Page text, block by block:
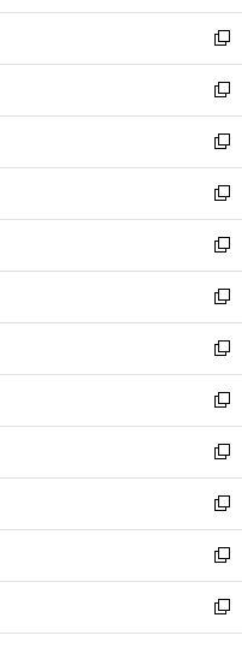
開
く
ウ
で
開
く
ン
ド
ウ
で
開
く
新
し
い
ウ
ィ
ン
ド
ウ
で
開
く
新
し
い
ウ
ィ
ン
ド
ウ
で
開
く
新
し
い
ウ
ィ
ン
ド
ウ
で
開
く
新
し
い
ウ
ィ
ン
ド
ウ
で
開
く
新
し
い
ウ
ィ
ン
ド
ウ
で
開
く
新
し
い
ウ
ィ
ン
ド
ウ
で
開
く
新
し
い
ウ
ィ
ン
ド
ウ
で
開
く
新
し
い
ウ
ィ
ン
ド
ウ
で
開
新
し
い
ウ
ィ
ン
ド
ウ
新
し
い
ウ
ィ
ン
新
し
い
ウ
新
し